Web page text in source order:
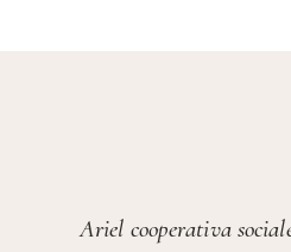
Ariel cooperativa